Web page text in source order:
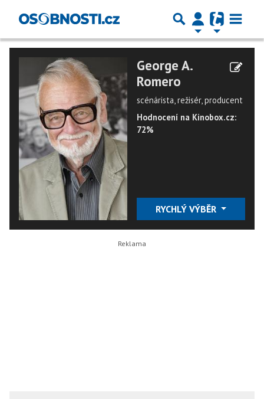
George A.
Romero
scénárista, režisér, producent
Hodnocení na Kinobox.cz:
72%
RYCHLÝ VÝBĚR